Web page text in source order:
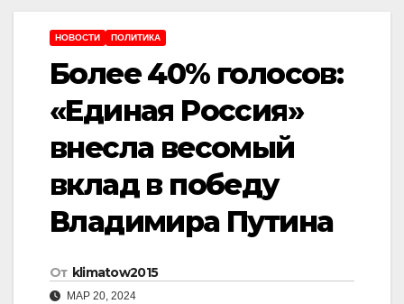
НОВОСТИ ПОЛИТИКА
Более 40% голосов:
«Единая Россия»
внесла весомый
вклад в победу
Владимира Путина
От klimatow2015
МАР 20, 2024